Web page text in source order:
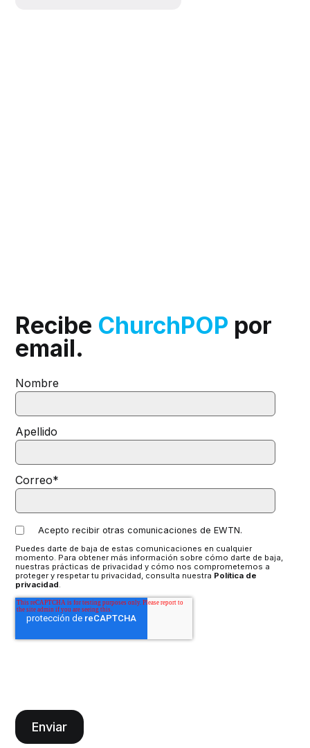
Recibe ChurchPOP por
email.
Nombre
Apellido
Correo*
Acepto recibir otras comunicaciones de EWTN.
Puedes darte de baja de estas comunicaciones en cualquier
momento. Para obtener más información sobre cómo darte de baja,
nuestras prácticas de privacidad y cómo nos comprometemos a
proteger y respetar tu privacidad, consulta nuestra Política de
privacidad.